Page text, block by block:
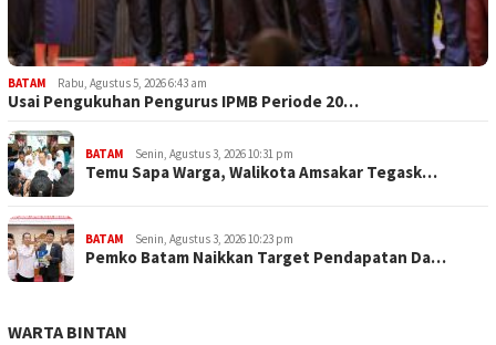
BATAM Rabu, Agustus 5, 2026 6:43 am
Usai Pengukuhan Pengurus IPMB Periode 20…
BATAM Senin, Agustus 3, 2026 10:31 pm
Temu Sapa Warga, Walikota Amsakar Tegask…
BATAM Senin, Agustus 3, 2026 10:23 pm
Pemko Batam Naikkan Target Pendapatan Da…
WARTA BINTAN